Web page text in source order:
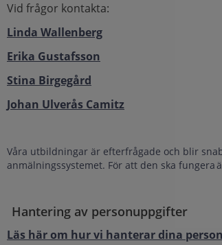
Vid frågor kontakta:
Linda Wallenberg
Erika Gustafsson
Stina Birgegård
Johan Ulverås Camitz
Våra utbildningar är efterfrågade och blir
anmälningssystemet. För att den ska
Hantering av personuppgifter
Läs här om hur vi hanterar dina